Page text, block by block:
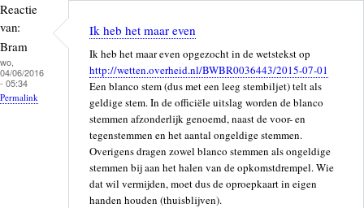
kun
je
wel
blanco
door
Sieger
Reactie
van:
Bram
wo,
04/06/2016
- 05:34
Permalink
Ik heb het maar even
Ik heb het maar even opgezocht in de wetstekst op
http://wetten.overheid.nl/BWBR0036443/2015-07-01
Een blanco stem (dus met een leeg stembiljet) telt als
geldige stem. In de officiële uitslag worden de blanco
stemmen afzonderlijk genoemd, naast de voor- en
tegenstemmen en het aantal ongeldige stemmen.
Overigens dragen zowel blanco stemmen als ongeldige
stemmen bij aan het halen van de opkomstdrempel. Wie
dat wil vermijden, moet dus de oproepkaart in eigen
handen houden (thuisblijven).